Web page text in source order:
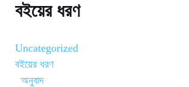
বইয়ের ধরণ
Uncategorized
বইয়ের ধরণ
অনুবাদ